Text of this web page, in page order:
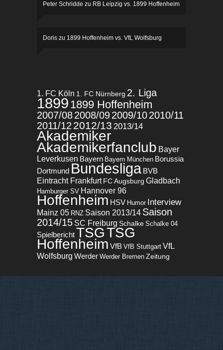
Peter Schridde zu RB Leipzig vs. 1899 Hoffenheim
Doris zu 1899 Hoffenheim vs. VfL Wolfsburg
1. FC Köln 1. FC Nürnberg 2. Liga
1899 1899 Hoffenheim
2007/082008/092009/102010/11
2011/12 2012/13 2013/14
Akademiker
Akademikerfanclub Bayer
Leverkusen Bayern Bayern München Borussia
Dortmund Bundesliga BVB
Eintracht Frankfurt FC Augsburg Gladbach
Hamburger SV Hannover 96
Hoffenheim HSV Humor Interview
Mainz 05 RNZ Saison 2013/14 Saison
2014/15 SC Freiburg Schalke Schalke 04
SpielberichtTSGTSG
Hoffenheim VfB VfB Stuttgart VfL
Wolfsburg Werder Werder Bremen Zeitung